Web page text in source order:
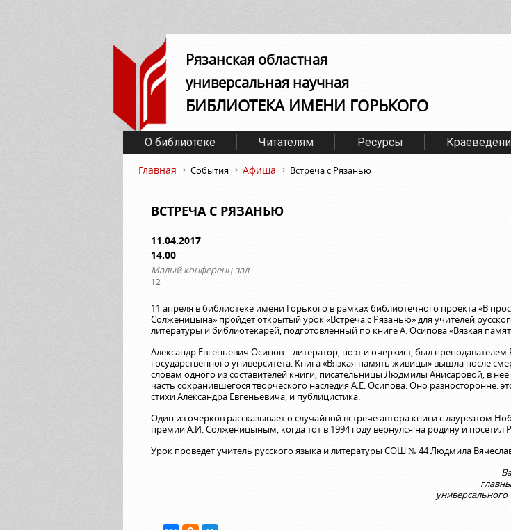
Рязанская областная
универсальная научная
БИБЛИОТЕКА ИМЕНИ ГОРЬКОГО
О библиотеке Читателям Ресурсы
Главная События Афиша Встреча с Рязанью
ВСТРЕЧА С РЯЗАНЬЮ
11.04.2017
14.00
Малый конференц-зал
12+
11 апреля в библиотеке имени Горького в рамках библиотечного проекта «В
Солженицына» пройдет открытый урок «Встреча с Рязанью» для учителей
литературы и библиотекарей, подготовленный по книге А. Осипова «Вязкая
Александр Евгеньевич Осипов – литератор, поэт и очеркист, был преподавателем
государственного университета. Книга «Вязкая память живицы» вышла после
словам одного из составителей книги, писательницы Людмилы Анисаровой, в
часть сохранившегося творческого наследия А.Е. Осипова. Оно разносторонне:
стихи Александра Евгеньевича, и публицистика.
Один из очерков рассказывает о случайной встрече автора книги с лауреатом
премии А.И. Солженицыным, когда тот в 1994 году вернулся на родину и посетил
Урок проведет учитель русского языка и литературы СОШ № 44 Людмила
универсального